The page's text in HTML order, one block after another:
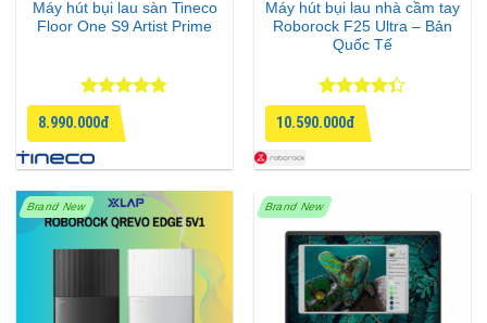
Máy hút bụi lau sàn Tineco
Floor One S9 Artist Prime
Được xếp
hạng4.75
5 sao
8.990.000đ
Máy hút bụi lau nhà cầm tay
Roborock F25 Ultra – Bản
Quốc Tế
Được xếp
hạng
4.33
5 sao
10.590.000đ
Brand New Brand New